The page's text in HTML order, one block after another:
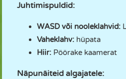
Juhtimispuldid:
WASD või nooleklahvid:
Vaheklahv: hüpata
Hiir: Pöörake kaamerat
Näpunäiteid algajatele: